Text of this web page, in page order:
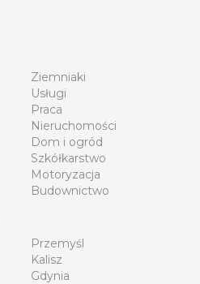
Ziemniaki
Usługi
Praca
Nieruchomości
Dom i ogród
Szkółkarstwo
Motoryzacja
Budownictwo
Przemyśl
Kalisz
Gdynia